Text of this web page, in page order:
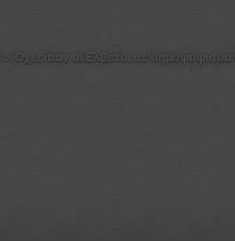
> Όχι είπαν οι Ελβετοί σε